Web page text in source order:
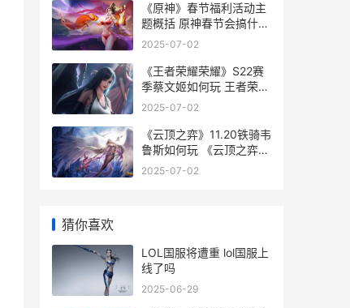
《原神》春节福利活动主
题概括 原神春节会搞什么
活动么
2025-07-02
《王者荣耀荣耀》S22赛
季蔡文姬如何玩 王者荣耀
荣耀典藏皮肤排名
2025-07-02
《云顶之弈》11.20铁骑韦
鲁斯如何玩 《云顶之弈》
双城之战2赛季上线时间
2025-07-02
猜你喜欢
LOL国服将遭重 lol国服上
线了吗
2025-06-29